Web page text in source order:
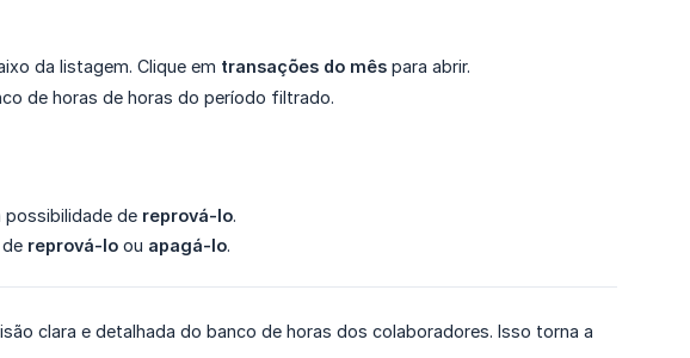
da listagem. Clique em transações do mês para abrir.
de horas de horas do período filtrado.
de reprová-lo.
de reprová-lo ou apagá-lo.
clara e detalhada do banco de horas dos colaboradores. Isso torna a